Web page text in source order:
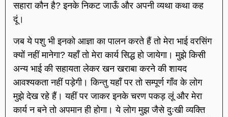
सहारा कौन है? इनके निकट जाऊँ और अपनी व्यथा कथा कह
दूं।
जब ये पशु भी इनको आज्ञा का पालन करते हैं तो मेरा भाई वरसिंग
क्यों नहीं मानेगा? यहाँ तो मेरा कार्य सिद्ध हो जायेगा। मुझे किसी
अन्य भाई की सहायता लेकर खन खराबा करने की शायद
आवश्यकता नहीं पड़ेगी। किन्तु यहाँ पर तो सम्पूर्ण गाँव के लोग
मुझे देख रहे हैं। यहीं पर जाकर इनके चरण पकड़ लूं और मेरा
कार्य न बने तो अपमान ही होगा। ये लोग मुझ जैसे दुःखी व्यक्ति